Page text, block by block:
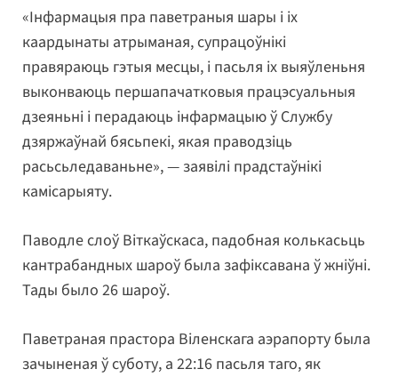
«Інфармацыя пра паветраныя шары і іх
каардынаты атрыманая, супрацоўнікі
правяраюць гэтыя месцы, і пасьля іх выяўленьня
выконваюць першапачатковыя працэсуальныя
дзеяньні і перадаюць інфармацыю ў Службу
дзяржаўнай бясьпекі, якая праводзіць
расьсьледаваньне», — заявілі прадстаўнікі
камісарыяту.
Паводле слоў Віткаўскаса, падобная колькасьць
кантрабандных шароў была зафіксавана ў жніўні.
Тады было 26 шароў.
Паветраная прастора Віленскага аэрапорту была
зачыненая ў суботу, а 22:16 пасьля таго, як